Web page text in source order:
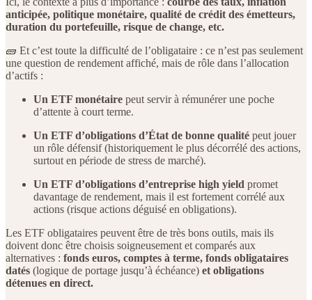
anticipée, politique monétaire, qualité de crédit des émetteurs,
duration du portefeuille, risque de change, etc.
🧱 Et c’est toute la difficulté de l’obligataire : ce n’est pas seulement
une question de rendement affiché, mais de rôle dans l’allocation
d’actifs :
Un ETF monétaire peut servir à rémunérer une poche
d’attente à court terme.
Un ETF d’obligations d’État de bonne qualité peut jouer
un rôle défensif (historiquement le plus décorrélé des actions,
surtout en période de stress de marché).
Un ETF d’obligations d’entreprise high yield promet
davantage de rendement, mais il est fortement corrélé aux
actions (risque actions déguisé en obligations).
Les ETF obligataires peuvent être de très bons outils, mais ils
doivent donc être choisis soigneusement et comparés aux
alternatives : fonds euros, comptes à terme, fonds obligataires
datés (logique de portage jusqu’à échéance) et obligations
détenues en direct.